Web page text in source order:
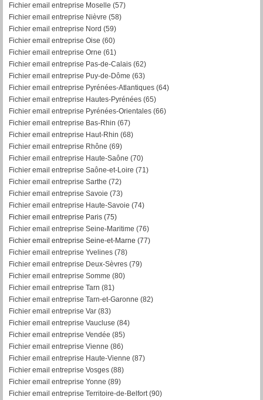
Fichier email entreprise Moselle (57)
Fichier email entreprise Nièvre (58)
Fichier email entreprise Nord (59)
Fichier email entreprise Oise (60)
Fichier email entreprise Orne (61)
Fichier email entreprise Pas-de-Calais (62)
Fichier email entreprise Puy-de-Dôme (63)
Fichier email entreprise Pyrénées-Atlantiques (64)
Fichier email entreprise Hautes-Pyrénées (65)
Fichier email entreprise Pyrénées-Orientales (66)
Fichier email entreprise Bas-Rhin (67)
Fichier email entreprise Haut-Rhin (68)
Fichier email entreprise Rhône (69)
Fichier email entreprise Haute-Saône (70)
Fichier email entreprise Saône-et-Loire (71)
Fichier email entreprise Sarthe (72)
Fichier email entreprise Savoie (73)
Fichier email entreprise Haute-Savoie (74)
Fichier email entreprise Paris (75)
Fichier email entreprise Seine-Maritime (76)
Fichier email entreprise Seine-et-Marne (77)
Fichier email entreprise Yvelines (78)
Fichier email entreprise Deux-Sèvres (79)
Fichier email entreprise Somme (80)
Fichier email entreprise Tarn (81)
Fichier email entreprise Tarn-et-Garonne (82)
Fichier email entreprise Var (83)
Fichier email entreprise Vaucluse (84)
Fichier email entreprise Vendée (85)
Fichier email entreprise Vienne (86)
Fichier email entreprise Haute-Vienne (87)
Fichier email entreprise Vosges (88)
Fichier email entreprise Yonne (89)
Fichier email entreprise Territoire-de-Belfort (90)